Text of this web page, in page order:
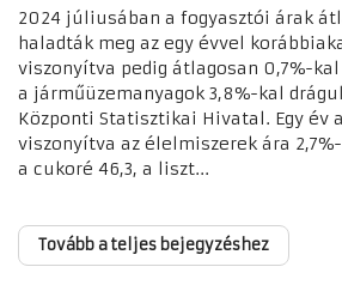
2024 júliusában a fogyasztói árak
haladták meg az egy évvel
viszonyítva pedig átlagosan 0,7%-
a járműüzemanyagok 3,8%-kal
Központi Statisztikai Hivatal. Egy év
viszonyítva az élelmiszerek ára
a cukoré 46,3, a liszt...
Tovább a teljes bejegyzéshez